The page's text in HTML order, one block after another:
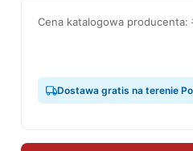
Cena katalogowa producenta:
Dostawa gratis na terenie